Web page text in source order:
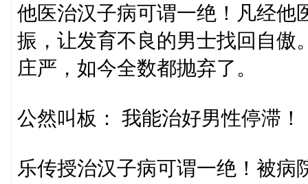
他医治汉子病可谓一绝！凡经他
振，让发育不良的男士找回自傲
庄严，如今全数都抛弃了。
公然叫板： 我能治好男性停滞！
乐传授治汉子病可谓一绝！被病